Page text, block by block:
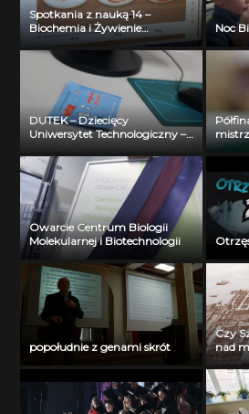
Spotkania z nauką 14 –
Biochemia i Żywienie
Człowieka
Noc
DUTEK – Dziecięcy
Uniwersytet Technologiczny –
Owarcie Centrum Biologii
Molekularnej i Biotechnologii
popołudnie z genami skrót
Czy
nad